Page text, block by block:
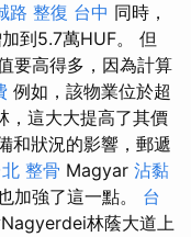
路 整復 台中 同時，
到5.7萬HUF。 但
要高得多，因為計算
例如，該物業位於超
，這大大提高了其價
和狀況的影響，郵遞
整骨 Magyar 沾黏
加強了這一點。 台
林蔭大道上